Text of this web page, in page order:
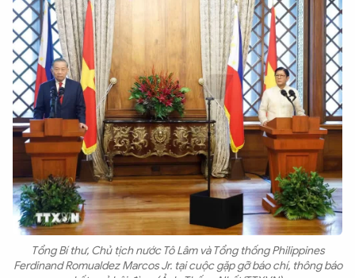
Tổng Bí thư, Chủ tịch nước Tô Lâm và Tổng thống Philippines
Ferdinand Romualdez Marcos Jr. tại cuộc gặp gỡ báo chí, thông báo